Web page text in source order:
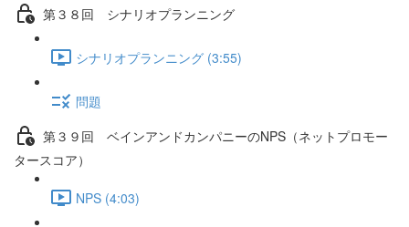
第３８回 シナリオプランニング
シナリオプランニング (3:55)
問題
第３９回 ベインアンドカンパニーのNPS（ネットプロモー
タースコア）
NPS (4:03)